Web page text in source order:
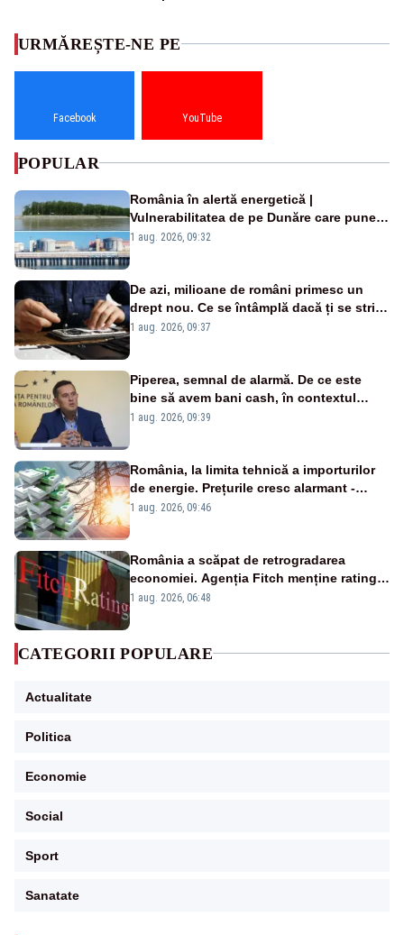
URMĂREȘTE-NE PE
Facebook YouTube
POPULAR
România în alertă energetică |
Vulnerabilitatea de pe Dunăre care pune
în pericol Centrala Cernavodă era
1 aug. 2026, 09:32
De azi, milioane de români primesc un
drept nou. Ce se întâmplă dacă ți se strică
un produs
1 aug. 2026, 09:37
Piperea, semnal de alarmă. De ce este
bine să avem bani cash, în contextul
alertei energetice?
1 aug. 2026, 09:39
România, la limita tehnică a importurilor
de energie. Prețurile cresc alarmant -
Analiză Realitatea Plus
1 aug. 2026, 09:46
România a scăpat de retrogradarea
economiei. Agenția Fitch menține ratingul
„BBB-” cu perspectivă negativă
1 aug. 2026, 06:48
CATEGORII POPULARE
Actualitate
Politica
Economie
Social
Sport
Sanatate